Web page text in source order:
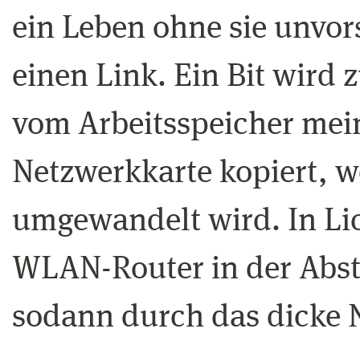
ein Leben ohne sie
einen Link. Ein Bit wird
vom Arbeitsspeicher
Netzwerkkarte kopiert,
umgewandelt wird. In
WLAN-Router in der
sodann durch das dicke